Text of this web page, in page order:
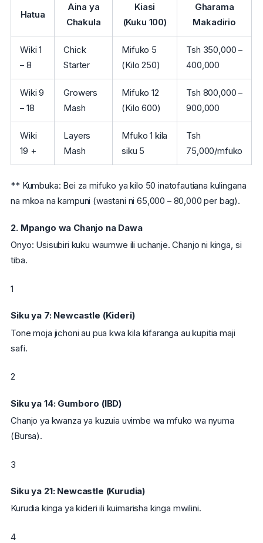
Hatua
Aina ya
Chakula
Kiasi
(Kuku 100)
Gharama
Makadirio
Wiki 1
– 8
Chick
Starter
Mifuko 5
(Kilo 250)
Tsh 350,000 –
400,000
Wiki 9
– 18
Growers
Mash
Mifuko 12
(Kilo 600)
Tsh 800,000 –
900,000
Wiki
19 +
Layers
Mash
Mfuko 1 kila
siku 5
Tsh
75,000/mfuko
** Kumbuka: Bei za mifuko ya kilo 50 inatofautiana kulingana
na mkoa na kampuni (wastani ni 65,000 – 80,000 per bag).
2. Mpango wa Chanjo na Dawa
Onyo: Usisubiri kuku waumwe ili uchanje. Chanjo ni kinga, si
tiba.
1
Siku ya 7: Newcastle (Kideri)
Tone moja jichoni au pua kwa kila kifaranga au kupitia maji
safi.
2
Siku ya 14: Gumboro (IBD)
Chanjo ya kwanza ya kuzuia uvimbe wa mfuko wa nyuma
(Bursa).
3
Siku ya 21: Newcastle (Kurudia)
Kurudia kinga ya kideri ili kuimarisha kinga mwilini.
4